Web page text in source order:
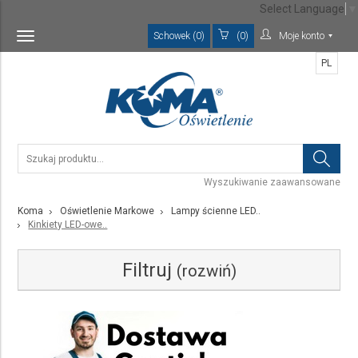
Toggle
navigation
Schowek (0) (0) Moje konto
Wyszukiwanie zaawansowane
PL
Koma Oświetlenie Markowe
Lampy ścienne LED..
Kinkiety LED-owe..
Filtruj (rozwiń)
Kategoria
Select Language